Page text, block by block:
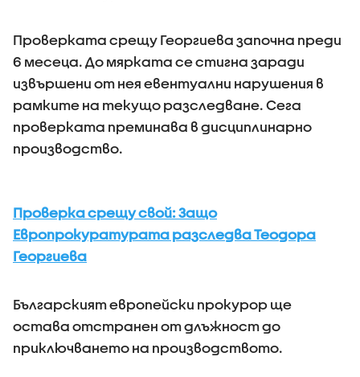
Проверката срещу Георгиева започна преди
6 месеца. До мярката се стигна заради
извършени от нея евентуални нарушения в
рамките на текущо разследване. Сега
проверката преминава в дисциплинарно
производство.
Проверка срещу свой: Защо
Европрокуратурата разследва Теодора
Георгиева
Българският европейски прокурор ще
остава отстранен от длъжност до
приключването на производството.